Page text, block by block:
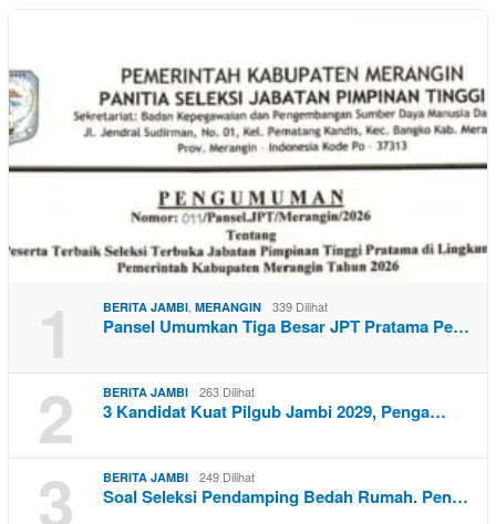
1 BERITA JAMBI, MERANGIN 339 Dilihat
Pansel Umumkan Tiga Besar JPT Pratama Pe…
2 BERITA JAMBI 263 Dilihat
3 Kandidat Kuat Pilgub Jambi 2029, Penga…
3 BERITA JAMBI 249 Dilihat
Soal Seleksi Pendamping Bedah Rumah. Pen…